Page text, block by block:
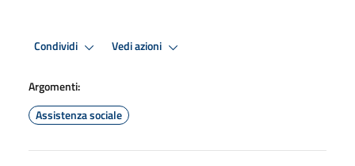
Condividi Vedi azioni
Argomenti:
Assistenza sociale